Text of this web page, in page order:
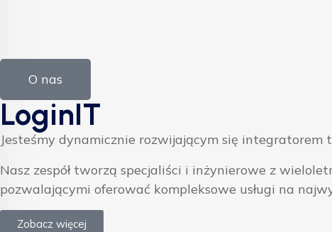
O nas
LoginIT
Jesteśmy dynamicznie rozwijającym się
Nasz zespół tworzą specjaliści i inżynierowe z
pozwalającymi oferować kompleksowe usługi na
Zobacz więcej